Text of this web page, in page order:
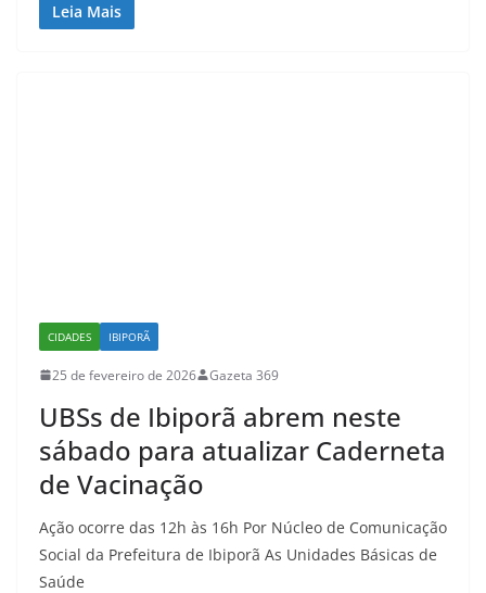
Leia Mais
CIDADES IBIPORÃ
25 de fevereiro de 2026 Gazeta 369
UBSs de Ibiporã abrem neste
sábado para atualizar Caderneta
de Vacinação
Ação ocorre das 12h às 16h Por Núcleo de Comunicação
Social da Prefeitura de Ibiporã As Unidades Básicas de
Saúde